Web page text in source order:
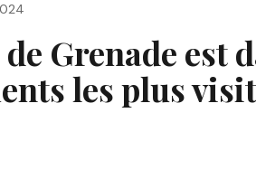
Grenade est
les plus